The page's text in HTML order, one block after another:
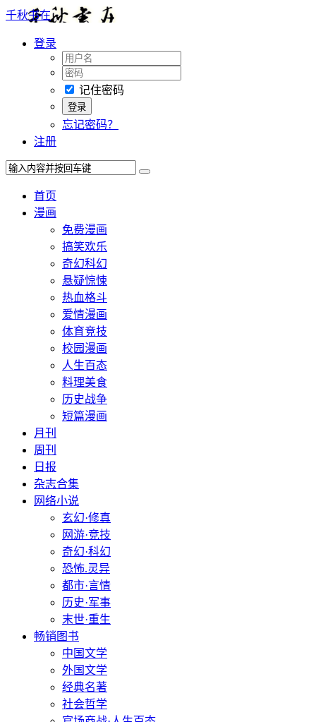
千秋书在
登录
记住密码
忘记密码？
注册
首页
漫画
免费漫画
搞笑欢乐
奇幻科幻
悬疑惊悚
热血格斗
爱情漫画
体育竞技
校园漫画
人生百态
料理美食
历史战争
短篇漫画
月刊
周刊
日报
杂志合集
网络小说
玄幻·修真
网游·竞技
奇幻·科幻
恐怖.灵异
都市·言情
历史·军事
末世·重生
畅销图书
中国文学
外国文学
经典名著
社会哲学